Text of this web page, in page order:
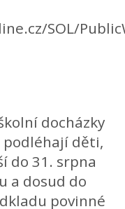
SOL/
docházky
podléhají děti,
do 31. srpna
a dosud do
povinné